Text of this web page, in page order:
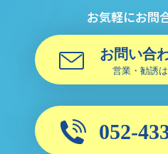
お気軽にお問